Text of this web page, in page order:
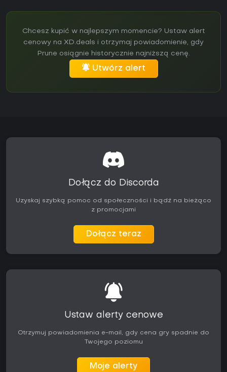
Chcesz kupić w najlepszym momencie? Ustaw alert
cenowy na XD.deals i otrzymaj powiadomienie, gdy
Prune osiągnie historycznie najniższą cenę.
Utwórz alert
Dołącz do Discorda
Uzyskaj szybką pomoc od społeczności i bądź na bieżąco
z promocjami
Dołącz teraz
Ustaw alerty cenowe
Otrzymuj powiadomienia e-mail, gdy cena gry spadnie do
Twojego poziomu
Moje alerty